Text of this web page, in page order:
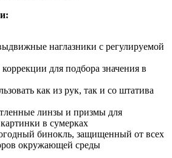
наглазники с регулируемой
для подбора значения в
как из рук, так и со штатива
линзы и призмы для
в сумерках
бинокль, защищенный от всех
окружающей среды